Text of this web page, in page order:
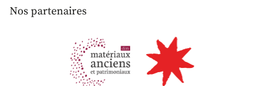
Nos partenaires